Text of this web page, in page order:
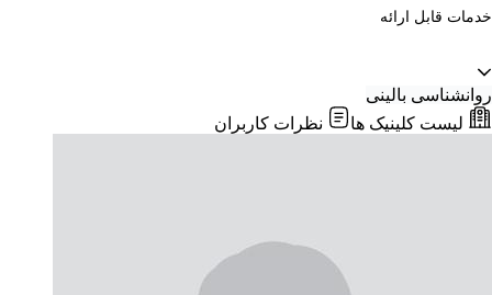
خدمات قابل ارائه
روانشناسی بالینی
لیست کلینیک ها
نظرات کاربران